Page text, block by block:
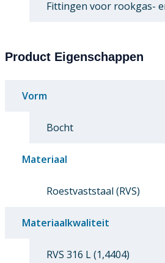
Fittingen voor rookgas-
Product Eigenschappen
Vorm
Bocht
Materiaal
Roestvaststaal (RVS)
Materiaalkwaliteit
RVS 316 L (1,4404)